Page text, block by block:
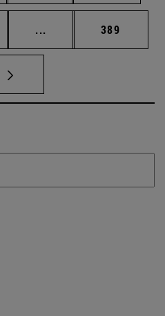
... Páginas intermedias
Página
389